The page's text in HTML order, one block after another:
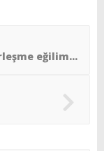
Şehirden kaçış ve kırsala yerleşme eğiliminin küresel etkileri